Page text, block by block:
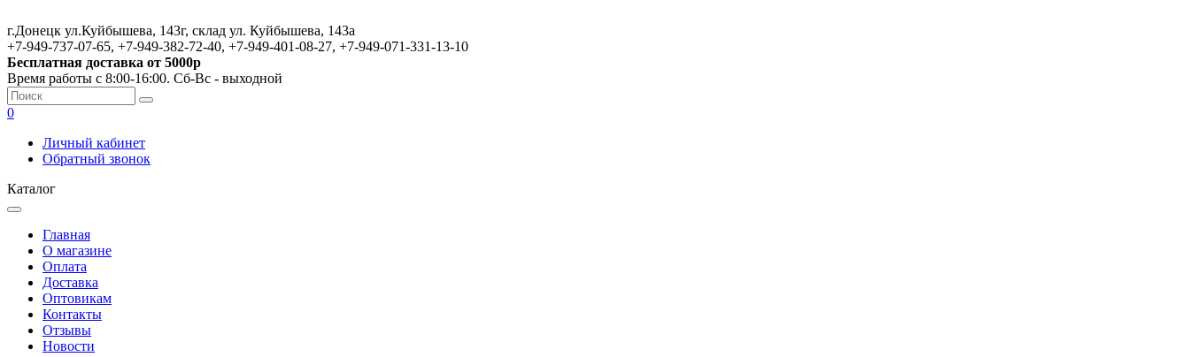
г.Донецк ул.Куйбышева, 143г, склад ул. Куйбышева, 143а
+7-949-737-07-65, +7-949-382-72-40, +7-949-401-08-27, +7-949-071-331-13-10
Бесплатная доставка от 5000р
Время работы с 8:00-16:00. Сб-Вс - выходной
0
Личный кабинет
Обратный звонок
Каталог
Главная
О магазине
Оплата
Доставка
Оптовикам
Контакты
Отзывы
Новости